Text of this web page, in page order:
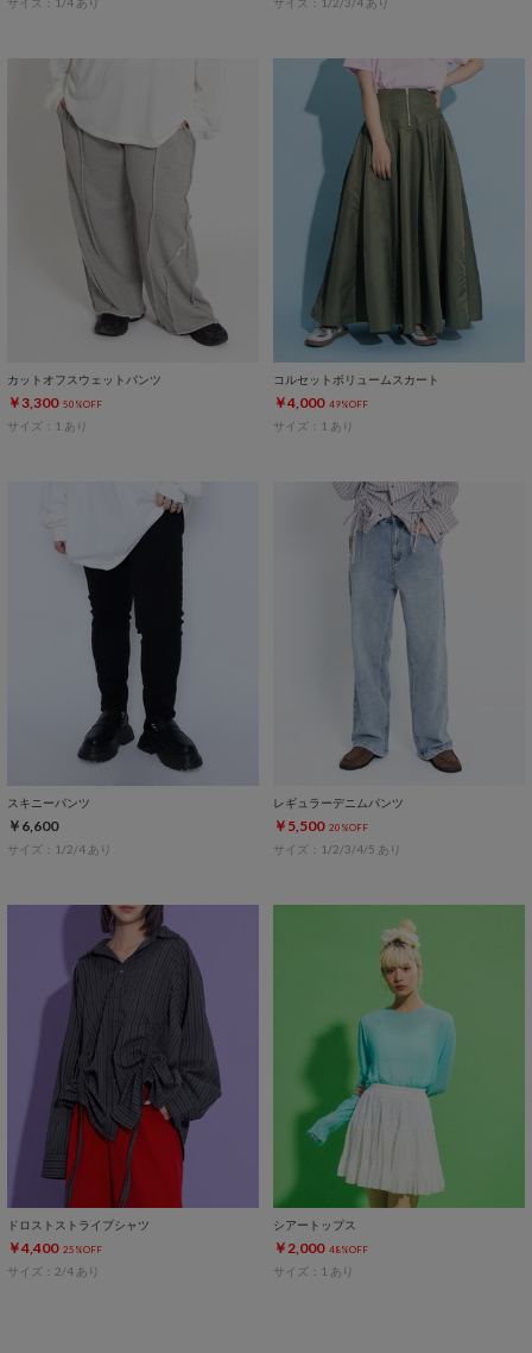
カットオフスウェットパンツ
￥3,300 50%OFF
サイズ：1 あり
コルセットボリュームスカート
￥4,000 49%OFF
サイズ：1 あり
スキニーパンツ
￥6,600
サイズ：1/2/4 あり
レギュラーデニムパンツ
￥5,500 20%OFF
サイズ：1/2/3/4/5 あり
ドロストストライプシャツ
￥4,400 25%OFF
サイズ：2/4 あり
シアートップス
￥2,000 48%OFF
サイズ：1 あり